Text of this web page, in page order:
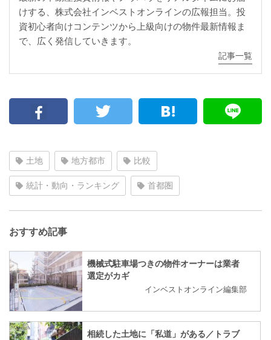
けする、株式会社インベストオンラインの広報担当。投
資初心者向けコンテンツから上級向けの物件最新情報ま
で、広く発信していきます。
記事一覧
土地 地方都市 比較
統計・動向・ランキング 首都圏
おすすめ記事
機械式駐車場つきの物件オーナーは業者
選定がカギ
インベストオンライン編集部
相続した土地に「私道」がある／トラブ